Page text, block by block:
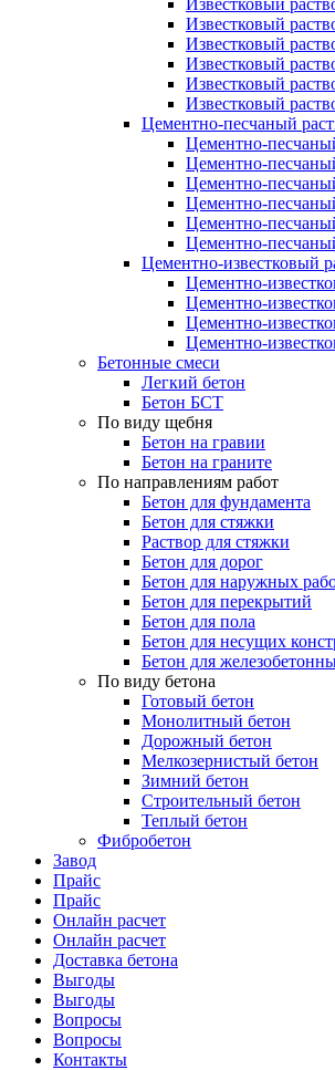
Известковый
Известковый
Известковый
Известковый
Известковый
Известковый
Цементно-песчаный
Цементно-
Цементно-
Цементно-
Цементно-
Цементно-
Цементно-
Цементно-известковый
Цементно-
Цементно-
Цементно-
Цементно-
Бетонные смеси
Легкий бетон
Бетон БСТ
По виду щебня
Бетон на гравии
Бетон на граните
По направлениям работ
Бетон для фундамента
Бетон для стяжки
Раствор для стяжки
Бетон для дорог
Бетон для наружных
Бетон для перекрытий
Бетон для пола
Бетон для несущих
Бетон для
По виду бетона
Готовый бетон
Монолитный бетон
Дорожный бетон
Мелкозернистый бетон
Зимний бетон
Строительный бетон
Теплый бетон
Фибробетон
Завод
Прайс
Прайс
Онлайн расчет
Онлайн расчет
Доставка бетона
Выгоды
Выгоды
Вопросы
Вопросы
Контакты